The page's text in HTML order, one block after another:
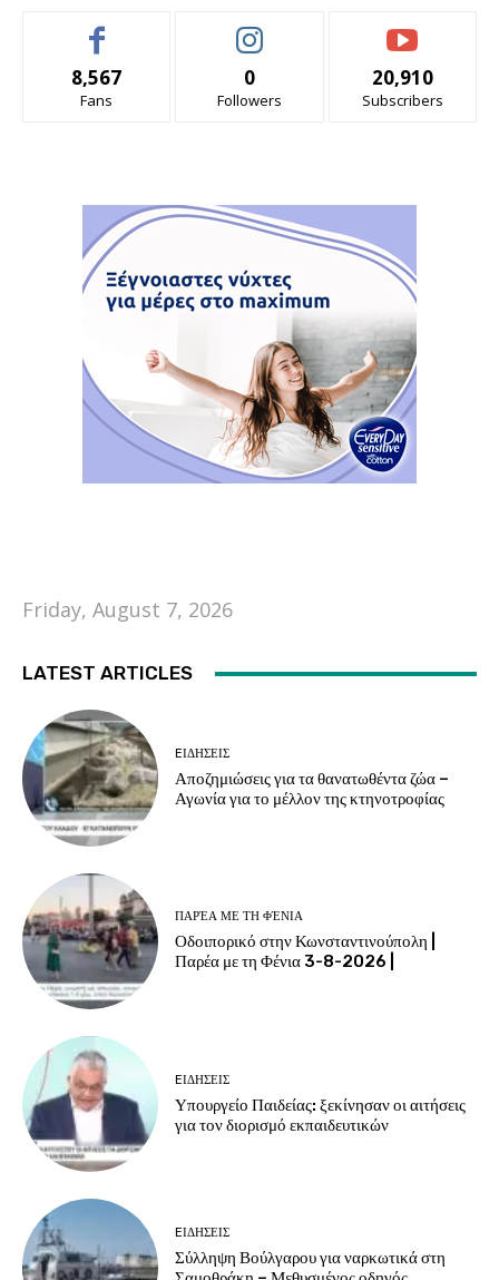
8,567
Fans
0
Followers
20,910
Subscribers
Friday, August 7, 2026
LATEST ARTICLES
EΙΔΗΣΕΙΣ
Αποζημιώσεις για τα θανατωθέντα ζώα –
Αγωνία για το μέλλον της κτηνοτροφίας
ΠΑΡΈΑ ΜΕ ΤΗ ΦΈΝΙΑ
Οδοιπορικό στην Κωνσταντινούπολη |
Παρέα με τη Φένια 3-8-2026 |
EΙΔΗΣΕΙΣ
Υπουργείο Παιδείας: ξεκίνησαν οι αιτήσεις
για τον διορισμό εκπαιδευτικών
EΙΔΗΣΕΙΣ
Σύλληψη Βούλγαρου για ναρκωτικά στη